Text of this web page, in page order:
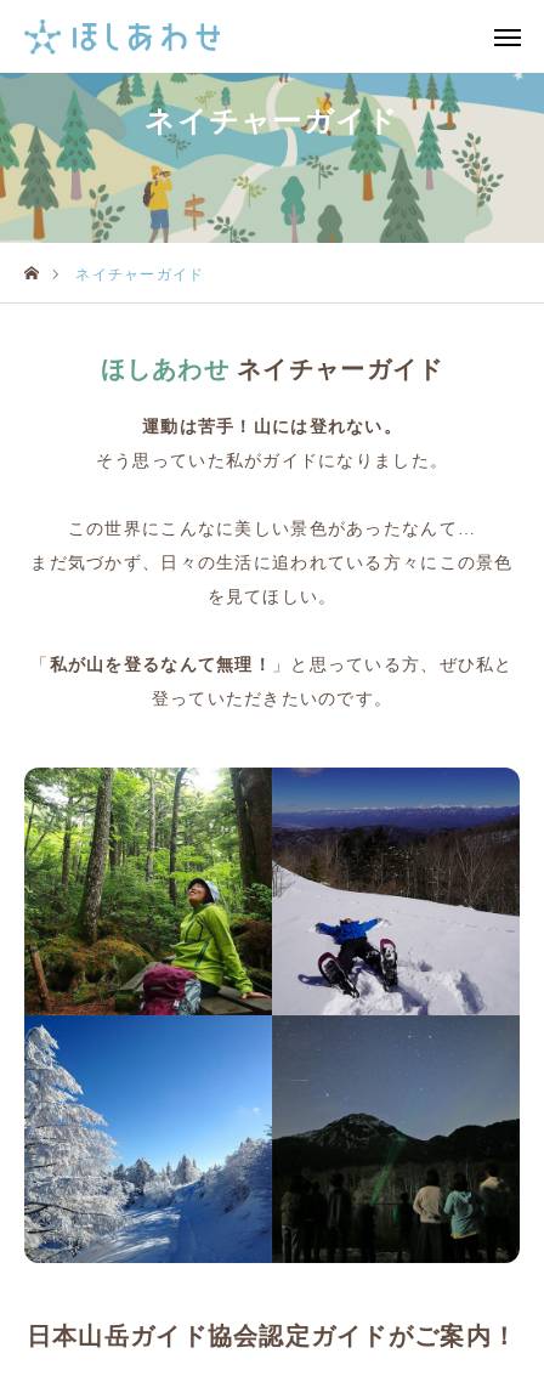
ネイチャーガイド
ネイチャーガイド
ほしあわせ ネイチャーガイド
運動は苦手！山には登れない。
そう思っていた私がガイドになりました。
この世界にこんなに美しい景色があったなんて…
まだ気づかず、日々の生活に追われている方々にこの景色
を見てほしい。
「 私が山を登るなんて無理！
」と思っている方、ぜひ私と
登っていただきたいのです。
日本山岳ガイド協会認定ガイドがご案内！
FAQ メール
 note インスタ
HOME
88星座ヨガ
選ばれる理由